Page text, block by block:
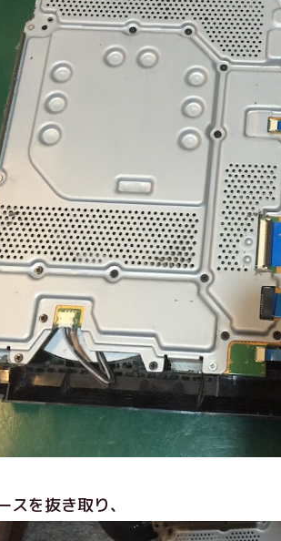
スを抜き取り、